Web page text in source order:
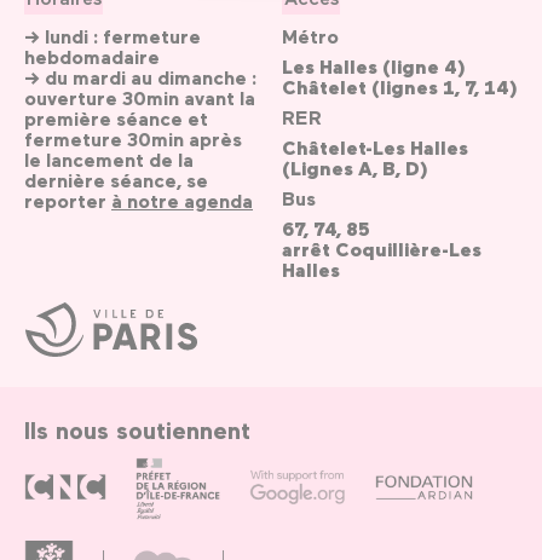
Ville
de
Paris
→ lundi : fermeture
hebdomadaire
→ du mardi au dimanche :
ouverture 30min avant la
première séance et
fermeture 30min après
le lancement de la
dernière séance, se
reporter à notre agenda
Métro
Les Halles (ligne 4)
Châtelet (lignes 1, 7, 14)
RER
Châtelet-Les Halles
(Lignes A, B, D)
Bus
67, 74, 85
arrêt Coquillière-Les
Halles
Ils nous soutiennent